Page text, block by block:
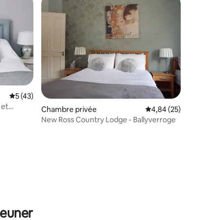
: 4,89 sur 5
appréciés
Évaluation moyenne sur la base de 43 commentaires : 5 sur 5
5 (43)
et
Chambre privée Évaluation moyenne
4,84 (25)
New Ross Country Lodge - Ballyverroge